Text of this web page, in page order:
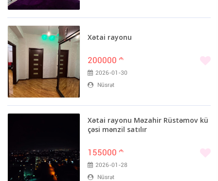
Xətai rayonu
200000 m
2026-01-30
Nüsrət
Xətai rayonu Məzahir Rüstəmov kü
çəsi mənzil satılır
155000 m
2026-01-28
Nüsrət